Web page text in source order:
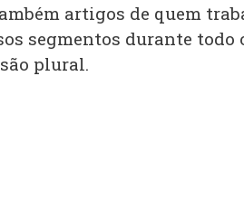
artigos de quem
segmentos durante todo
plural.